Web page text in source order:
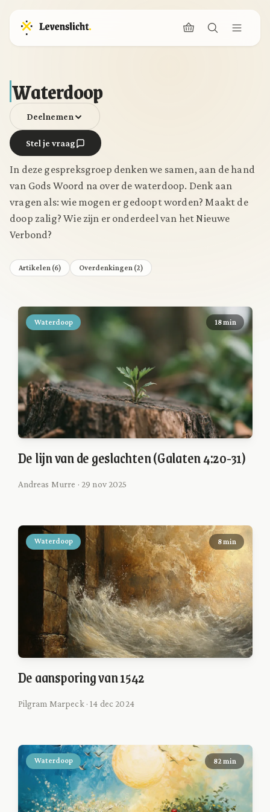
Waterdoop
Deelnemen
Stel je vraag
In deze gespreksgroep denken we samen, aan de hand
van Gods Woord na over de waterdoop. Denk aan
vragen als: wie mogen er gedoopt worden? Maakt de
doop zalig? Wie zijn er onderdeel van het Nieuwe
Verbond?
Artikelen (6) Overdenkingen (2)
Waterdoop 18 min
De lijn van de geslachten (Galaten 4:20-31)
Andreas Murre · 29 nov 2025
Waterdoop 8 min
De aansporing van 1542
Pilgram Marpeck · 14 dec 2024
Waterdoop 82 min